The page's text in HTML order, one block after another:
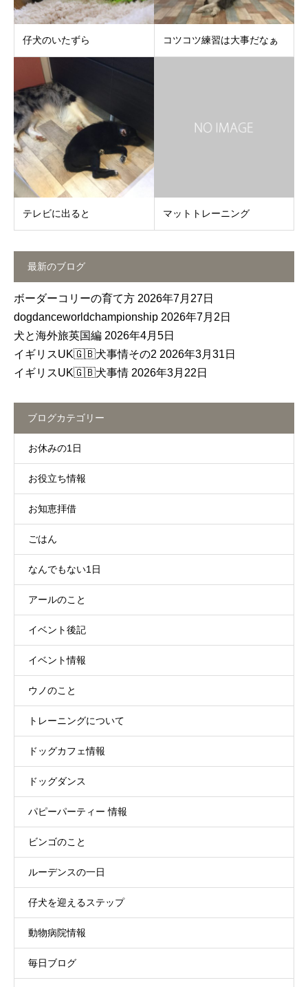
仔犬のいたずら コツコツ練習は大事だなぁ
テレビに出ると マットトレーニング
最新のブログ
ボーダーコリーの育て方 2026年7月27日
dogdanceworldchampionship 2026年7月2日
犬と海外旅英国編 2026年4月5日
イギリスUK🇬🇧犬事情その2 2026年3月31日
イギリスUK🇬🇧犬事情 2026年3月22日
ブログカテゴリー
お休みの1日
お役立ち情報
お知恵拝借
ごはん
なんでもない1日
アールのこと
イベント後記
イベント情報
ウノのこと
トレーニングについて
ドッグカフェ情報
ドッグダンス
パピーパーティー 情報
ビンゴのこと
ルーデンスの一日
仔犬を迎えるステップ
動物病院情報
毎日ブログ